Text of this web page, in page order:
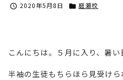
 2020年5月8日  庭瀬校
こんにちは。５月に入り、暑い
半袖の生徒もちらほら見受け